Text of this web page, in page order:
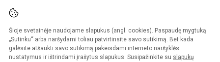
Šioje svetainėje naudojame slapukus (angl. cookies). Paspaudę mygtuką
„Sutinku“ arba naršydami toliau patvirtinsite savo sutikimą. Bet kada
galėsite atšaukti savo sutikimą pakeisdami interneto naršyklės
nustatymus ir ištrindami įrašytus slapukus. Susipažinkite su slapukų
Kopijuoti turinį be raštiško įstaigos administracijos sutikimo griežtai draudžiama.
Prieinamumo paraiška Slapukų politika